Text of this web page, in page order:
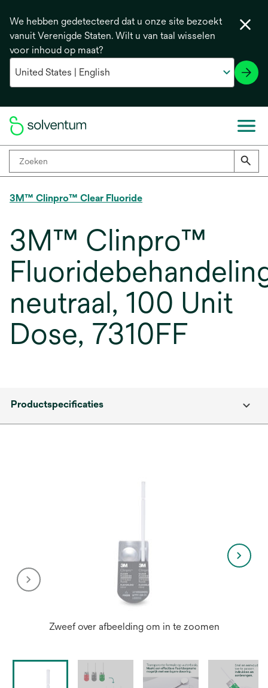
We hebben gedetecteerd dat u onze site bezoekt
vanuit Verenigde Staten. Wilt u van taal wisselen
voor inhoud op maat?
3M™ Clinpro™ Clear Fluoride
3M™ Clinpro™
neutraal, 100 Unit
Dose, 7310FF
Productspecificaties
Zweef over afbeelding om in te zoomen